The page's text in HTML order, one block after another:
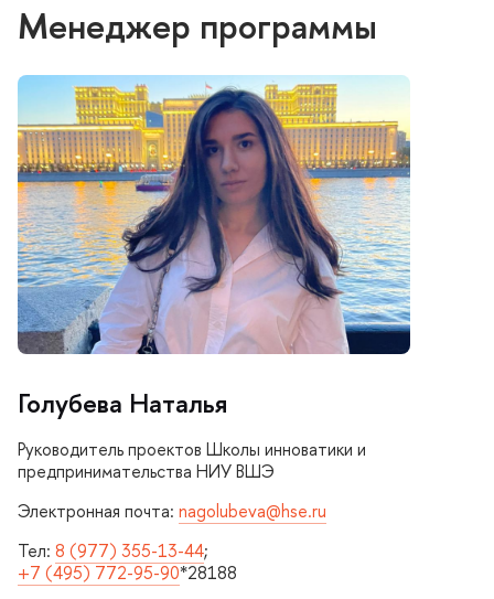
Менеджер программы
Голубева Наталья
Руководитель проектов Школы инноватики и
предпринимательства НИУ ВШЭ
Электронная почта: nagolubeva@hse.ru
Тел: 8 (977) 355-13-44;
+7 (495) 772-95-90*28188